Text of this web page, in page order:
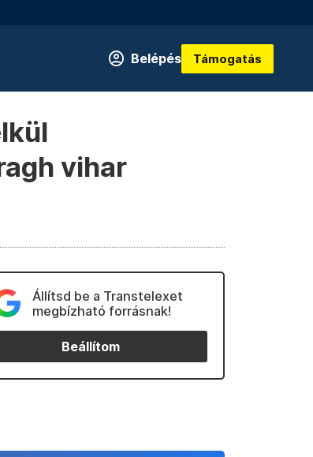
Belépés Támogatás
vihar
Állítsd be a Transtelexet
megbízható forrásnak!
Beállítom